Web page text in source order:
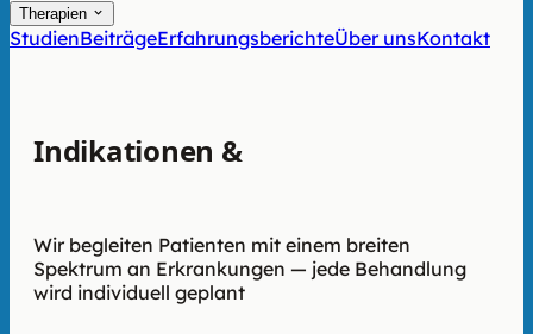
Therapien
StudienBeiträgeErfahrungsberichteÜber unsKontakt
Indikationen &
Wir begleiten Patienten mit einem breiten
Spektrum an Erkrankungen — jede Behandlung
wird individuell geplant